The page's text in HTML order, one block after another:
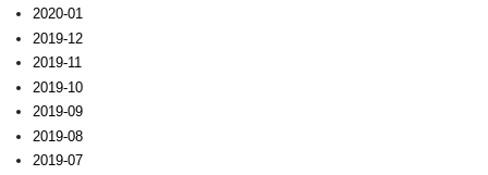
2020-01
2019-12
2019-11
2019-10
2019-09
2019-08
2019-07